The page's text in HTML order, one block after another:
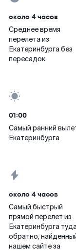
около 4 часов
Среднее время
перелета из
Екатеринбурга без
пересадок
01:00
Самый ранний
Екатеринбурга
около 4 часов
Самый быстрый
прямой перелет из
Екатеринбурга
обратно,
нашем сайте за